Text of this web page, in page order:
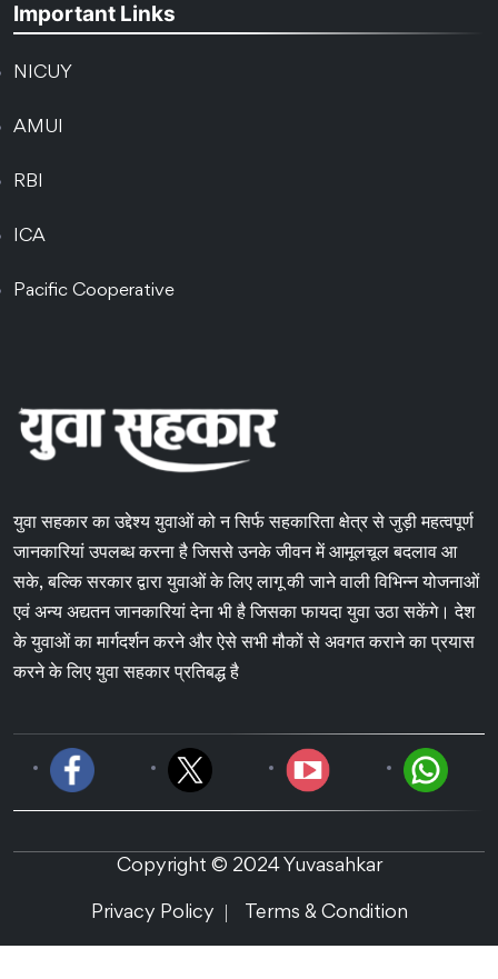
Important Links
NICUY
AMUI
RBI
ICA
Pacific Cooperative
युवा सहकार का उद्देश्य युवाओं को न सिर्फ सहकारिता क्षेत्र से जुड़ी महत्वपूर्ण
जानकारियां उपलब्ध करना है जिससे उनके जीवन में आमूलचूल बदलाव आ
सके, बल्कि सरकार द्वारा युवाओं के लिए लागू की जाने वाली विभिन्न योजनाओं
एवं अन्य अद्यतन जानकारियां देना भी है जिसका फायदा युवा उठा सकेंगे। देश
के युवाओं का मार्गदर्शन करने और ऐसे सभी मौकों से अवगत कराने का प्रयास
करने के लिए युवा सहकार प्रतिबद्ध है
Copyright © 2024 Yuvasahkar
Privacy Policy Terms & Condition